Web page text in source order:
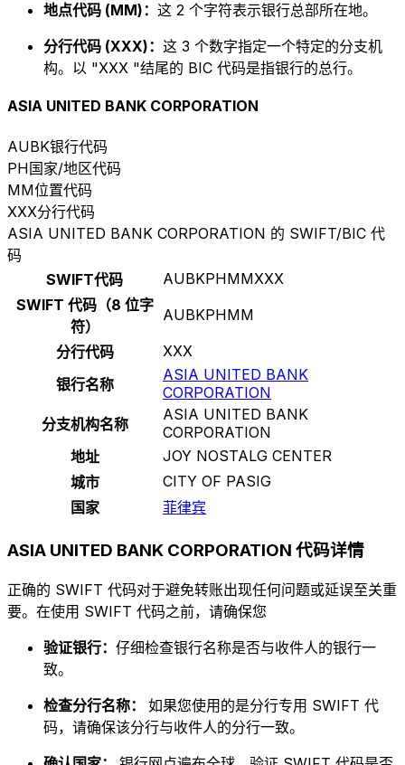
地点代码 (MM)： 这 2 个字符表示银行总部所在地。
分行代码 (XXX)： 这 3 个数字指定一个特定的分支机
构。以 "XXX "结尾的 BIC 代码是指银行的总行。
ASIA UNITED BANK CORPORATION
AUBK银行代码
PH国家/地区代码
MM位置代码
XXX分行代码
ASIA UNITED BANK CORPORATION 的 SWIFT/BIC 代
码
SWIFT代码
AUBKPHMMXXX
SWIFT 代码（8 位字
符）
AUBKPHMM
分行代码
XXX
银行名称
ASIA UNITED BANK
CORPORATION
分支机构名称
ASIA UNITED BANK
CORPORATION
地址
JOY NOSTALG CENTER
城市
CITY OF PASIG
国家
菲律宾
ASIA UNITED BANK CORPORATION 代码详情
正确的 SWIFT 代码对于避免转账出现任何问题或延误至关重
要。在使用 SWIFT 代码之前，请确保您
验证银行： 仔细检查银行名称是否与收件人的银行一
致。
检查分行名称： 如果您使用的是分行专用 SWIFT 代
码，请确保该分行与收件人的分行一致。